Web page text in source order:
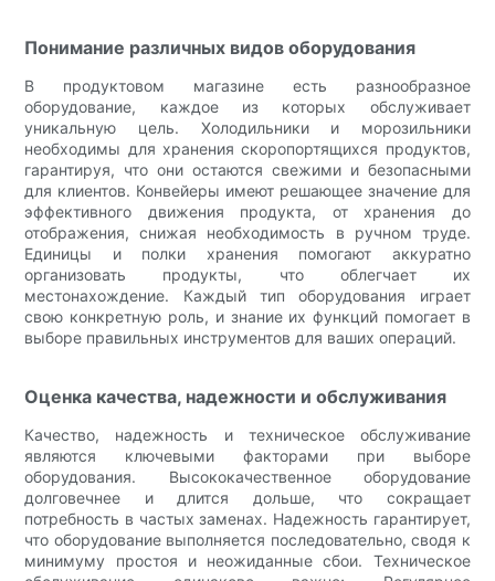
Понимание различных видов оборудования
В продуктовом магазине есть разнообразное
оборудование, каждое из которых обслуживает
уникальную цель. Холодильники и морозильники
необходимы для хранения скоропортящихся продуктов,
гарантируя, что они остаются свежими и безопасными
для клиентов. Конвейеры имеют решающее значение для
эффективного движения продукта, от хранения до
отображения, снижая необходимость в ручном труде.
Единицы и полки хранения помогают аккуратно
организовать продукты, что облегчает их
местонахождение. Каждый тип оборудования играет
свою конкретную роль, и знание их функций помогает в
выборе правильных инструментов для ваших операций.
Оценка качества, надежности и обслуживания
Качество, надежность и техническое обслуживание
являются ключевыми факторами при выборе
оборудования. Высококачественное оборудование
долговечнее и длится дольше, что сокращает
потребность в частых заменах. Надежность гарантирует,
что оборудование выполняется последовательно, сводя к
минимуму простоя и неожиданные сбои. Техническое